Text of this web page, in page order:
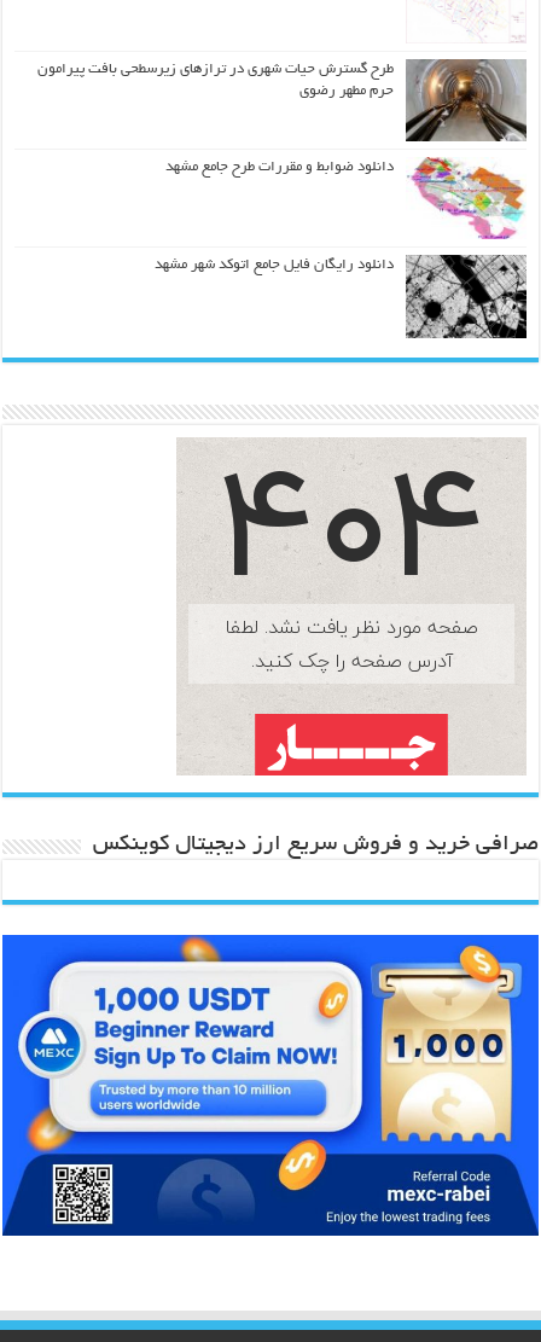
طرح گسترش حیات شهري در ترازهاي زیرسطحی بافت پیرامون
حرم مطهر رضوي
دانلود ضوابط و مقررات طرح جامع مشهد
دانلود رایگان فایل جامع اتوکد شهر مشهد
صرافی خرید و فروش سریع ارز دیجیتال کوینکس